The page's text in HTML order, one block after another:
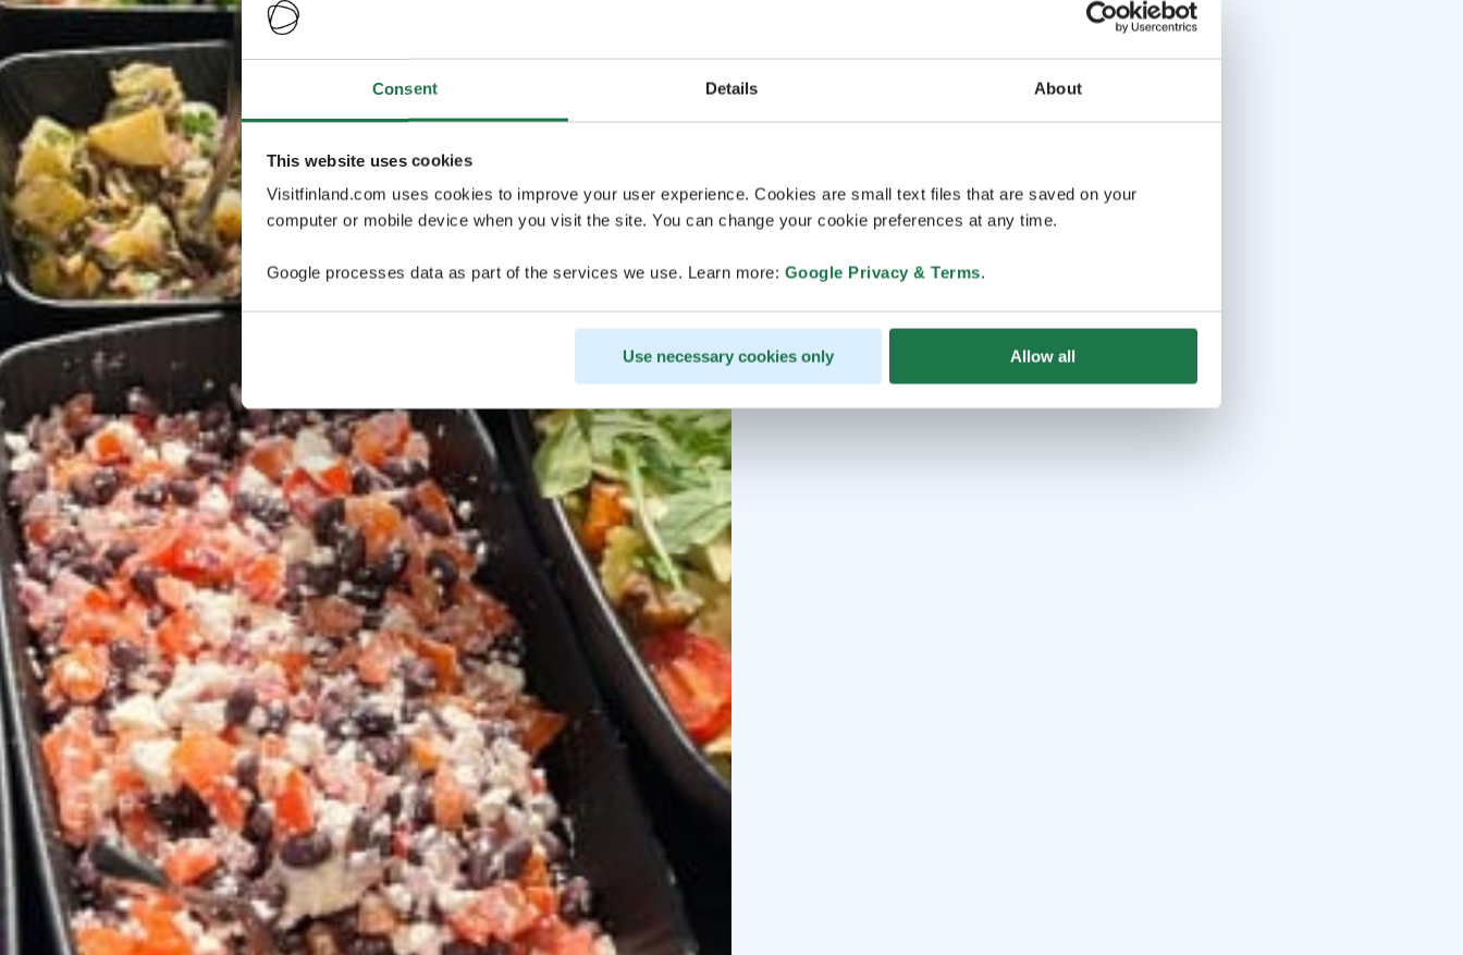
Consent Details About
This website uses cookies
Visitfinland.com uses cookies to improve your user experience. Cookies are small text files that are saved on your
computer or mobile device when you visit the site. You can change your cookie preferences at any time.
Google processes data as part of the services we use. Learn more: Google Privacy & Terms.
Use necessary cookies only Allow all